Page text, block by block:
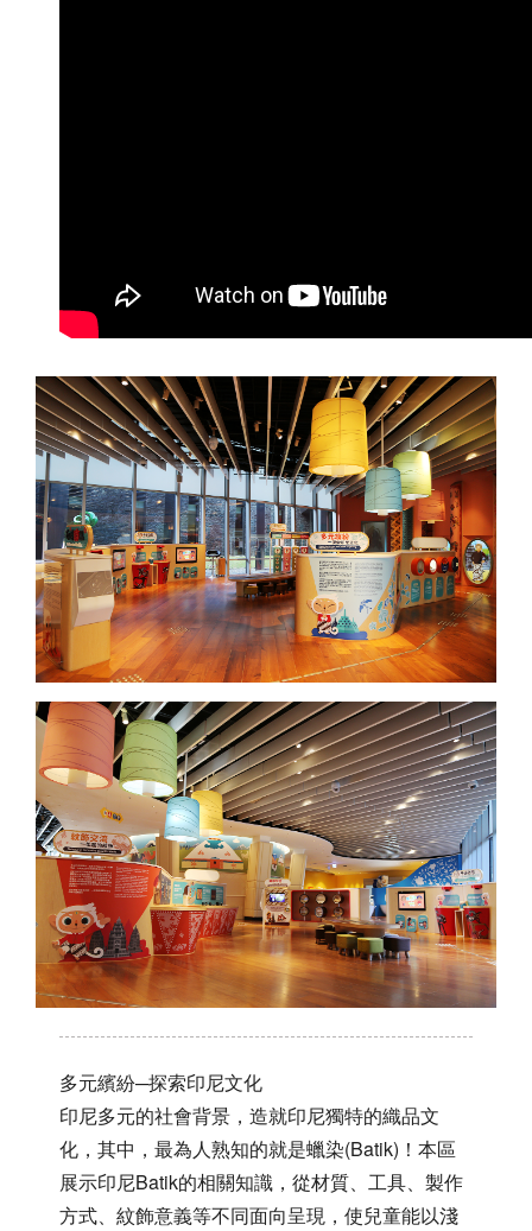
多元繽紛─探索印尼文化
印尼多元的社會背景，造就印尼獨特的織品文
化，其中，最為人熟知的就是蠟染(Batik)！本區
展示印尼Batik的相關知識，從材質、工具、製作
方式、紋飾意義等不同面向呈現，使兒童能以淺